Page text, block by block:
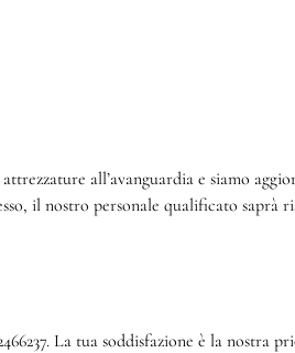
all’avanguardia e siamo
il nostro personale qualificato saprà
La tua soddisfazione è la nostra